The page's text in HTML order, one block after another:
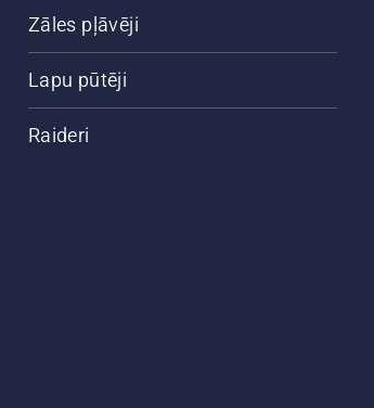
Zāles pļāvēji
Lapu pūtēji
Raideri